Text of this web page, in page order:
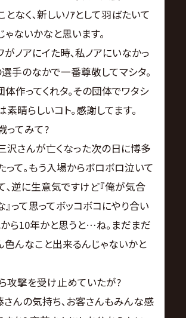
なく､新しいﾉｱとして羽ばたいて
ないかなと思います。
ノアにイた時､私ノアにいなかっ
手のなかで一番尊敬してマシタ｡
体作ってくれタ｡その団体でワタシ
晴らしいコト｡感謝してます。
ってみて?
さんが亡くなった次の日に博多
って｡もう入場からボロボロ泣いて
､逆に生意気ですけど『俺が気合
って思ってボッコボコにやり合い
ら10年かと思うと…ね｡まだまだ
色んなこと出来るんじゃないかと
ら攻撃を受け止めていたが?
んの気持ち､お客さんもみんな感